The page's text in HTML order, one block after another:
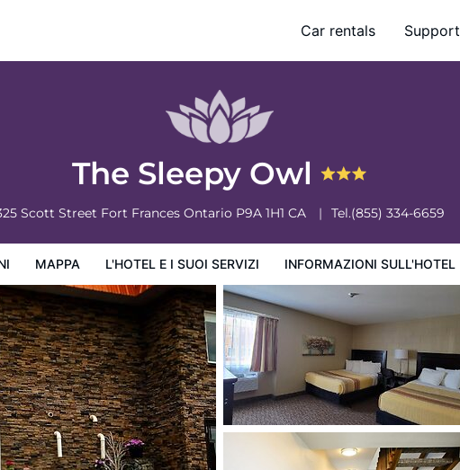
Car rentals Support
The Sleepy Owl
Scott Street Fort Frances Ontario P9A 1H1 CA Tel.(855) 334-6659
MAPPA L'HOTEL E I SUOI SERVIZI INFORMAZIONI SULL'HOTEL
Condizioni dell'hotel